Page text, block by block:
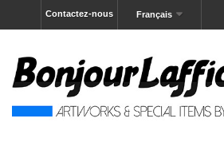
Français
Contactez-nous